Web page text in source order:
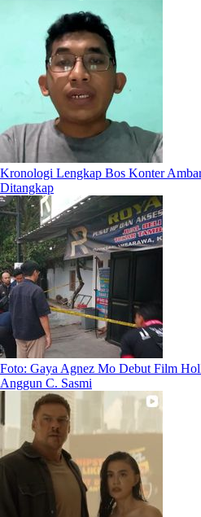
Kronologi Lengkap Bos Konter
Ditangkap
Foto: Gaya Agnez Mo Debut Film
Anggun C. Sasmi